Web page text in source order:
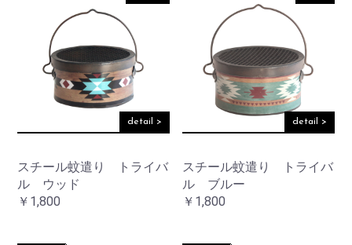
detail >
スチール蚊遣り トライバ
ル ウッド
￥1,800
detail >
スチール蚊遣り トライバ
ル ブルー
￥1,800
カートへ進む